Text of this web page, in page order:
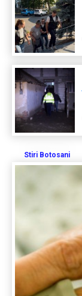
Stiri Botosani